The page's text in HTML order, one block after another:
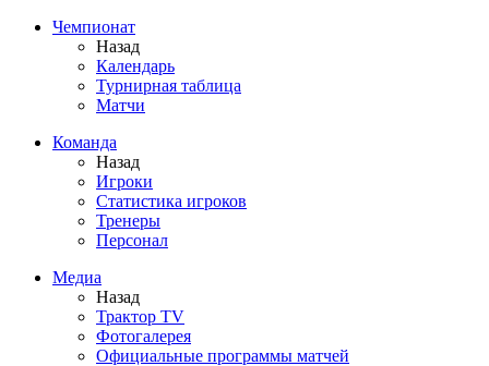
Чемпионат
Назад
Календарь
Турнирная таблица
Матчи
Команда
Назад
Игроки
Статистика игроков
Тренеры
Персонал
Медиа
Назад
Трактор TV
Фотогалерея
Официальные программы матчей